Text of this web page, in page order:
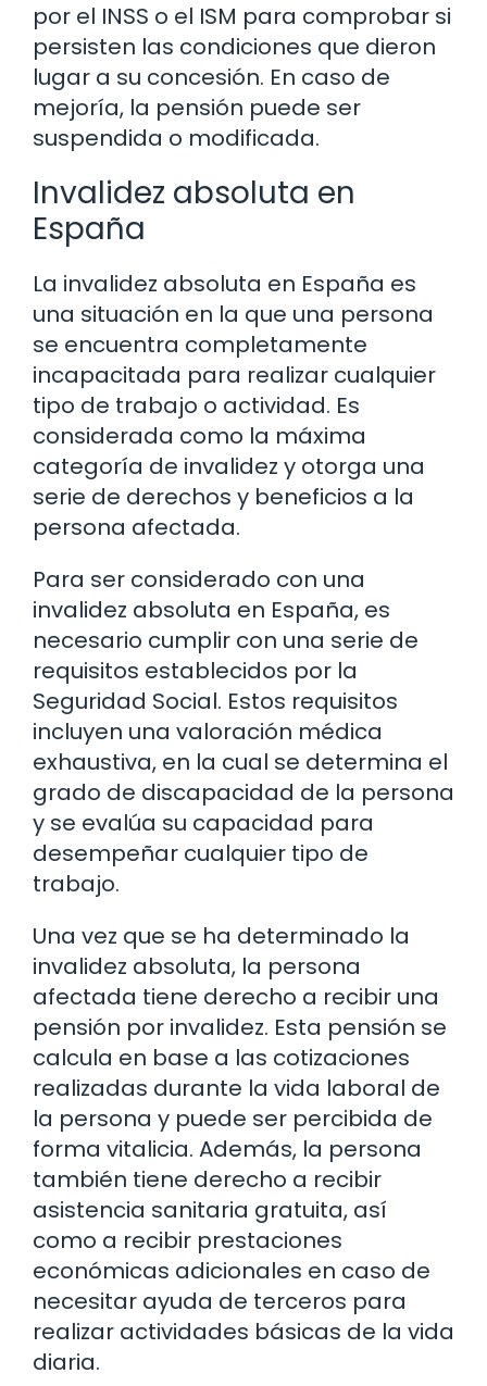
por el INSS o el ISM para comprobar si
persisten las condiciones que dieron
lugar a su concesión. En caso de
mejoría, la pensión puede ser
suspendida o modificada.
Invalidez absoluta en
España
La invalidez absoluta en España es
una situación en la que una persona
se encuentra completamente
incapacitada para realizar cualquier
tipo de trabajo o actividad. Es
considerada como la máxima
categoría de invalidez y otorga una
serie de derechos y beneficios a la
persona afectada.
Para ser considerado con una
invalidez absoluta en España, es
necesario cumplir con una serie de
requisitos establecidos por la
Seguridad Social. Estos requisitos
incluyen una valoración médica
exhaustiva, en la cual se determina el
grado de discapacidad de la persona
y se evalúa su capacidad para
desempeñar cualquier tipo de
trabajo.
Una vez que se ha determinado la
invalidez absoluta, la persona
afectada tiene derecho a recibir una
pensión por invalidez. Esta pensión se
calcula en base a las cotizaciones
realizadas durante la vida laboral de
la persona y puede ser percibida de
forma vitalicia. Además, la persona
también tiene derecho a recibir
asistencia sanitaria gratuita, así
como a recibir prestaciones
económicas adicionales en caso de
necesitar ayuda de terceros para
realizar actividades básicas de la vida
diaria.